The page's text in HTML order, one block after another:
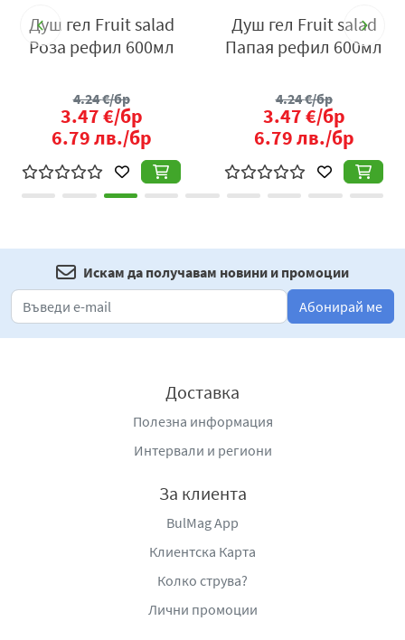
за външна употреба. Избягвайте контакт с очите.
Условия за съхранение:
Съхранявайте далече от
Душ гел Fruit salad
Роза рефил 600мл
4.24€/бр
3.47€/бр
6.79лв./бр
Душ гел Fruit salad
Папая рефил 600мл
4.24€/бр
3.47€/бр
6.79лв./бр
Искам да получавам новини и промоции
Абонирай ме
Доставка
Полезна информация
Интервали и региони
За клиента
BulMag App
Клиентска Карта
Колко струва?
Лични промоции